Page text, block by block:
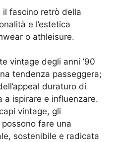
il fascino retrò della
e l’estetica
o athleisure.
vintage degli anni ’90
tendenza passeggera;
duraturo di
a ispirare e influenzare.
vintage, gli
fare una
sostenibile e radicata